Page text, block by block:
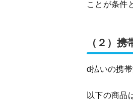
ことが条件
（２）
d払いの携
以下の商品